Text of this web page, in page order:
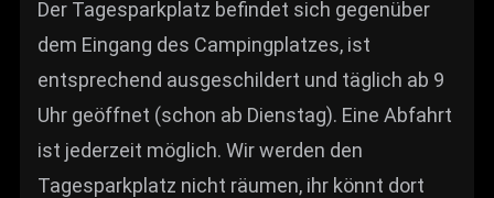
Kontakt
BARRIEREFREIHEIT
ONLINE
Rückblicke
Galerien
Der Tagesparkplatz befindet sich gegenüber
dem Eingang des Campingplatzes, ist
entsprechend ausgeschildert und täglich ab 9
Uhr geöffnet (schon ab Dienstag). Eine Abfahrt
ist jederzeit möglich. Wir werden den
Tagesparkplatz nicht räumen, ihr könnt dort